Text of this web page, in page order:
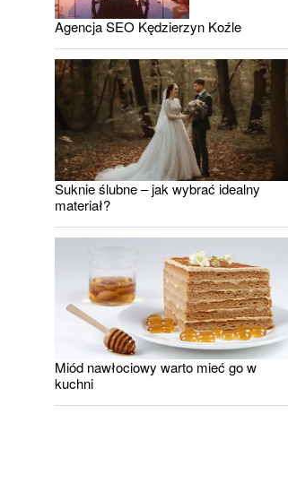
Agencja SEO Kędzierzyn Koźle
Suknie ślubne – jak wybrać idealny
materiał?
Miód nawłociowy warto mieć go w
kuchni